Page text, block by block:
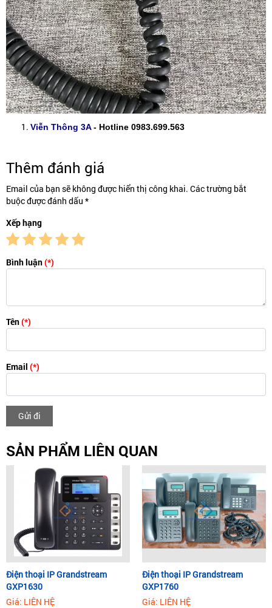
Viễn Thông 3A- Hotline 0983.699.563
Thêm đánh giá
Email của bạn sẽ không được hiển thị công khai. Các trường bắt
buộc được đánh dấu *
Xếp hạng
Bình luận(*)
Tên(*)
Email (*)
Gửi đi
SẢN PHẨM LIÊN QUAN
Điện thoại IP Grandstream
GXP1630
Giá: LIÊN HỆ
Điện thoại IP Grandstream
GXP1760
Giá: LIÊN HỆ